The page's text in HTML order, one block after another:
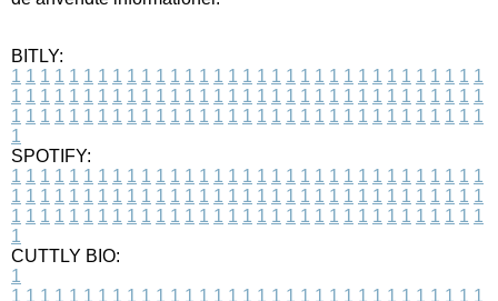
BITLY:
1 1 1 1 1 1 1 1 1 1 1 1 1 1 1 1 1 1 1 1 1 1 1 1 1 1 1 1 1 1 1 1 1
1 1 1 1 1 1 1 1 1 1 1 1 1 1 1 1 1 1 1 1 1 1 1 1 1 1 1 1 1 1 1 1 1
1 1 1 1 1 1 1 1 1 1 1 1 1 1 1 1 1 1 1 1 1 1 1 1 1 1 1 1 1 1 1 1 1
1
SPOTIFY:
1 1 1 1 1 1 1 1 1 1 1 1 1 1 1 1 1 1 1 1 1 1 1 1 1 1 1 1 1 1 1 1 1
1 1 1 1 1 1 1 1 1 1 1 1 1 1 1 1 1 1 1 1 1 1 1 1 1 1 1 1 1 1 1 1 1
1 1 1 1 1 1 1 1 1 1 1 1 1 1 1 1 1 1 1 1 1 1 1 1 1 1 1 1 1 1 1 1 1
1
CUTTLY BIO:
1
1 1 1 1 1 1 1 1 1 1 1 1 1 1 1 1 1 1 1 1 1 1 1 1 1 1 1 1 1 1 1 1 1